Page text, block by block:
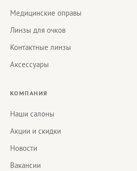
Медицинские оправы
Линзы для очков
Контактные линзы
Аксессуары
КОМПАНИЯ
Наши салоны
Акции и скидки
Новости
Вакансии